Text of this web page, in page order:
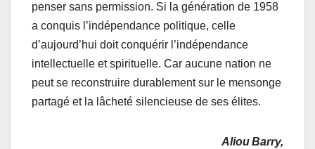
penser sans permission. Si la génération de 1958
a conquis l’indépendance politique, celle
d’aujourd’hui doit conquérir l’indépendance
intellectuelle et spirituelle. Car aucune nation ne
peut se reconstruire durablement sur le mensonge
partagé et la lâcheté silencieuse de ses élites.
Aliou Barry,